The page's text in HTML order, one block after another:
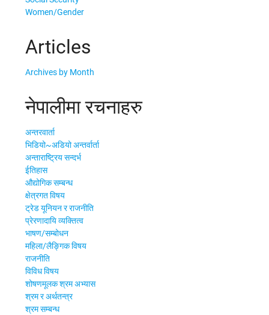
Women/Gender
Articles
Archives by Month
नेपालीमा रचनाहरु
अन्तरवार्ता
भिडियो~अडियो अन्तर्वार्ता
अन्ताराष्ट्रिय सन्दर्भ
ईतिहास
औद्योगिक सम्बन्ध
क्षेत्रगत विषय
ट्रेड यूनियन र राजनीति
प्रेरणादायि व्यक्तित्व
भाषण/सम्बोधन
महिला/लैङ्गिक विषय
राजनीति
विविध विषय
शोषणमूलक श्रम अभ्यास
श्रम र अर्थतन्त्र
श्रम सम्बन्ध